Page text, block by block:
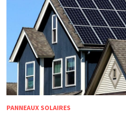
PANNEAUX SOLAIRES